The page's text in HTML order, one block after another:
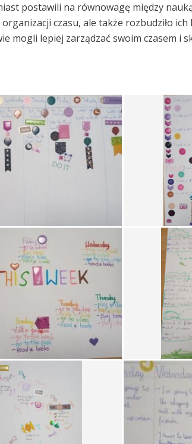
postawili na równowagę między
czasu, ale także rozbudziło
mogli lepiej zarządzać swoim czasem i